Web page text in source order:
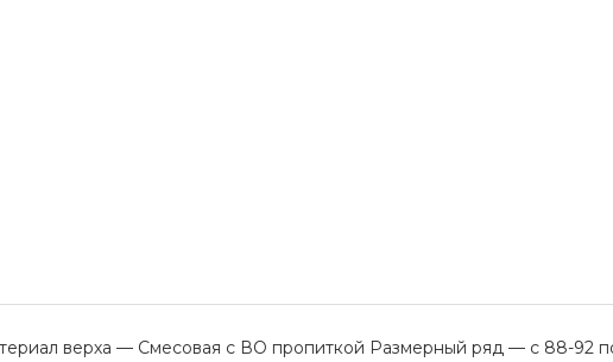
верха — Смесовая с ВО пропиткой Размерный ряд — с 88-92 по